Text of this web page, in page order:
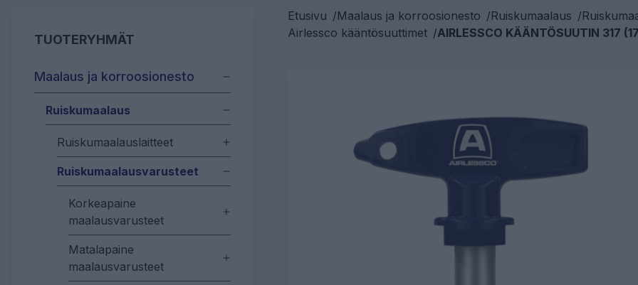
TUOTERYHMÄT
Maalaus ja korroosionesto
Ruiskumaalaus
Ruiskumaalauslaitteet
Ruiskumaalausvarusteet
Korkeapaine
maalausvarusteet
Matalapaine
maalausvarusteet
Etusivu /Maalaus ja korroosionesto /Ruiskumaalaus /
Airlessco kääntösuuttimet /AIRLESSCO KÄÄNTÖSUUTIN 317